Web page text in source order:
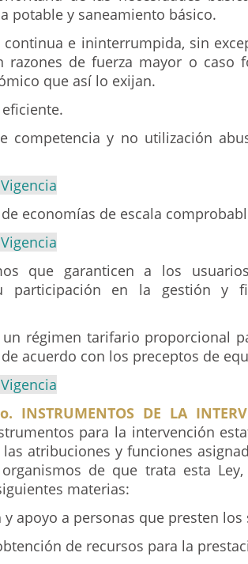
potable y saneamiento básico.
continua e ininterrumpida, sin
razones de fuerza mayor o caso
que así lo exijan.
competencia y no utilización
economías de escala
que garanticen a los
participación en la gestión y
un régimen tarifario proporcional
acuerdo con los preceptos de
INSTRUMENTOS DE LA
para la intervención
atribuciones y funciones
de que trata esta
materias:
y apoyo a personas que presten
de recursos para la